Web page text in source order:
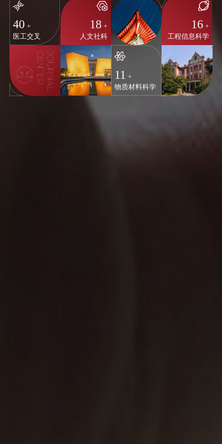
40 +
医工交叉
18 +
人文社科
16 +
工程信息科学
11 +
物质材料科学